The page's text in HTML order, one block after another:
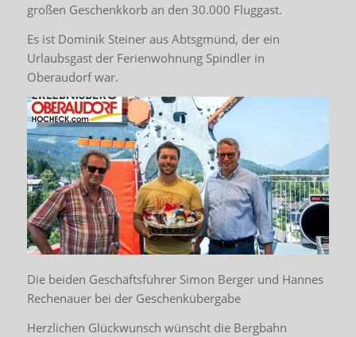
großen Geschenkkorb an den 30.000 Fluggast.
Es ist Dominik Steiner aus Abtsgmünd, der ein
Urlaubsgast der Ferienwohnung Spindler in
Oberaudorf war.
Die beiden Geschäftsführer Simon Berger und Hannes
Rechenauer bei der Geschenkübergabe
Herzlichen Glückwunsch wünscht die Bergbahn